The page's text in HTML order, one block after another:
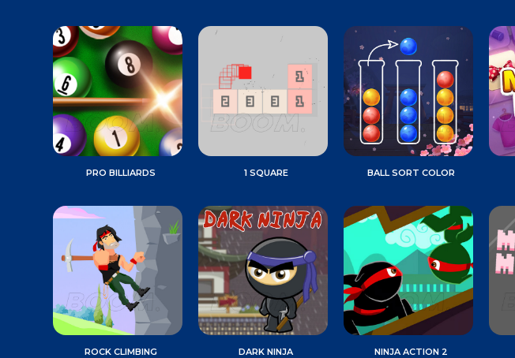
PRO BILLIARDS 1 SQUARE BALL SORT COLOR
ROCK CLIMBING DARK NINJA NINJA ACTION 2